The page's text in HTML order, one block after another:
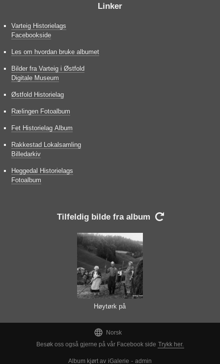
Linker
Varteig Historielags
Facebookside
Les om hvordan bruke albumet
Bilder fra Varteig i Østfold
Digitale Museum
Østfold Historielag
Rælingen Fotoalbum
Fet Historielag Album
Rakkestad Lokalsamling
Billedarkiv
Heggedal Historielags
Fotoalbum
Tilfeldig bilde fra album 
Høytørk på

Norsk
Besøk oss også gjerne på vår Facebook side Trykk her.
Album kjørt av iGalerie - admin